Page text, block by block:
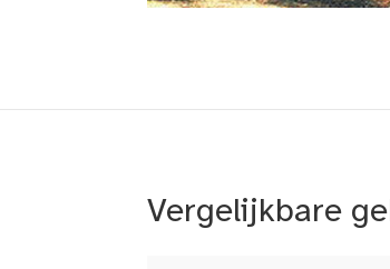
Vergelijkbare